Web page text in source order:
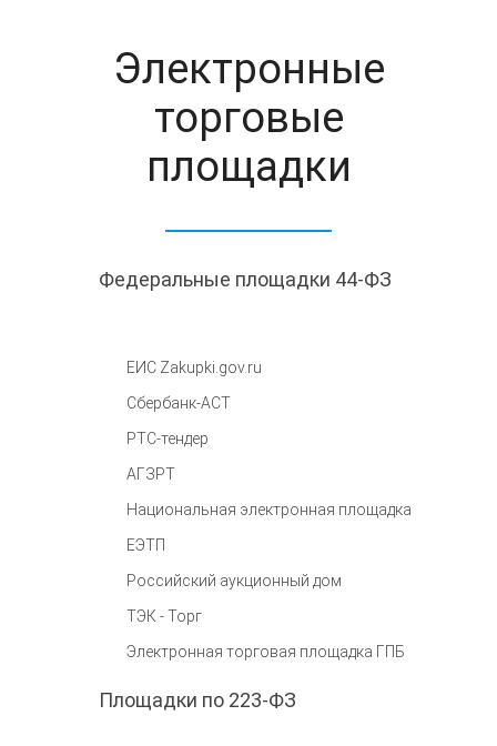
Электронные
торговые
площадки
Федеральные площадки 44-ФЗ
ЕИС Zakupki.gov.ru
Сбербанк-АСТ
РТС-тендер
АГЗРТ
Национальная электронная площадка
ЕЭТП
Российский аукционный дом
ТЭК - Торг
Электронная торговая площадка ГПБ
Площадки по 223-ФЗ